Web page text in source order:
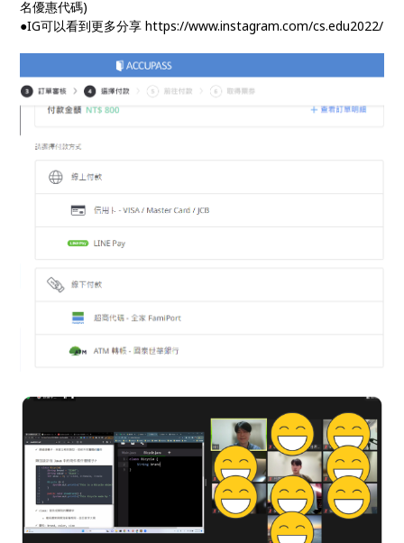
名優惠代碼)
●IG可以看到更多分享 https://www.instagram.com/cs.edu2022/